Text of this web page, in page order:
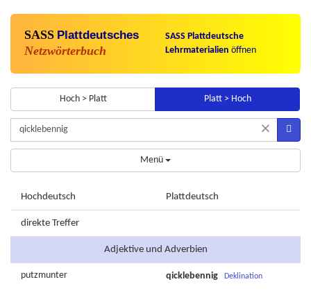
SASS Plattdeutsches
Netzwörterbuch
SASS Plattdeutsche
Lehrmaterialien öffnen
Hoch > Platt Platt > Hoch
×
Menü
Hochdeutsch Plattdeutsch
direkte Treffer
Adjektive und Adverbien
putzmunter qicklebennig Deklination